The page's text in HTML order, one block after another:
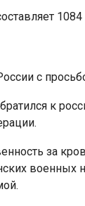
1084
с
к
за
военных